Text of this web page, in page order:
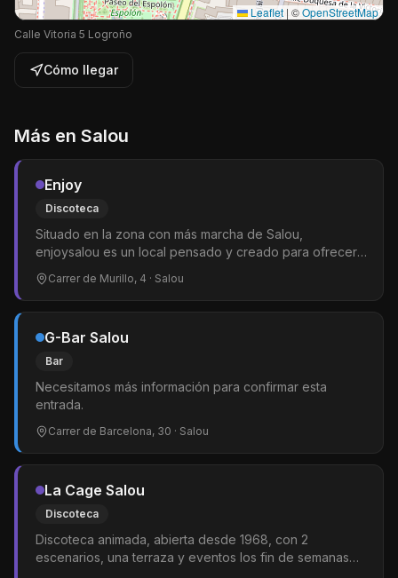
Leaflet | ©OpenStreetMap
Calle Vitoria 5 Logroño
Cómo llegar
Más en Salou
Enjoy
Discoteca
Situado en la zona con más marcha de Salou,
enjoysalou es un local pensado y creado para ofrecer a
su público la máxima diversión y comodidad.
Carrer de Murillo, 4 · Salou
G-Bar Salou
Bar
Necesitamos más información para confirmar esta
entrada.
Carrer de Barcelona, 30 · Salou
La Cage Salou
Discoteca
Discoteca animada, abierta desde 1968, con 2
escenarios, una terraza y eventos los fin de semanas